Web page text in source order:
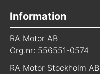
Information
RA Motor AB
Org.nr: 556551-0574
RA Motor Stockholm AB